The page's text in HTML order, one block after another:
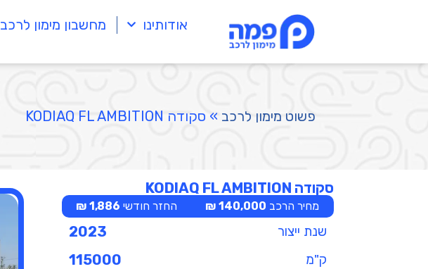
אודותינו מחשבון מימון לרכב
פשוט מימון לרכב » סקודה KODIAQ FL AMBITION
סקודה KODIAQ FL AMBITION
מחיר הרכב 140,000 ₪ החזר חודשי 1,886 ₪
שנת ייצור 2023
ק"מ 115000